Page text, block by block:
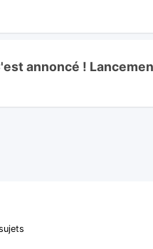
annoncé !